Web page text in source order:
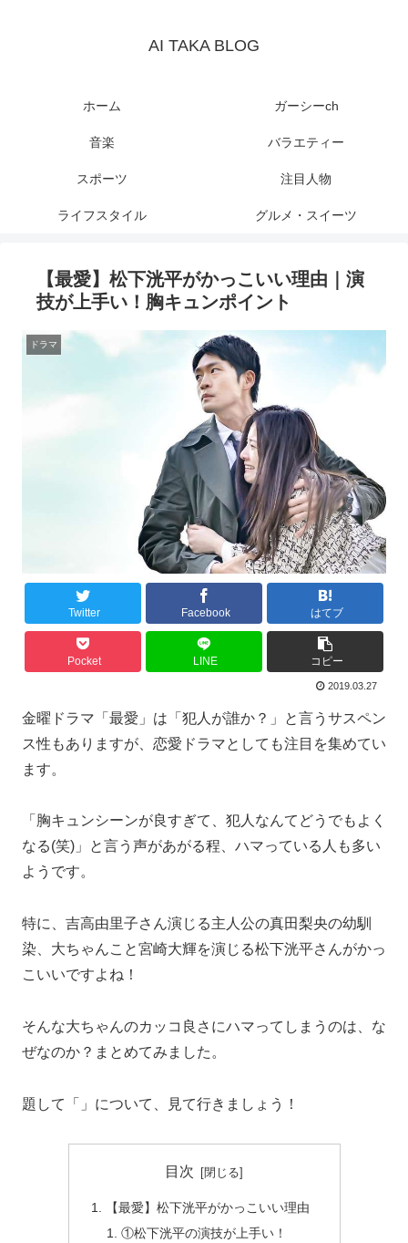
AI TAKA BLOG
ホーム ガーシーch
音楽 バラエティー
スポーツ 注目人物
ライフスタイル グルメ・スイーツ
【最愛】松下洸平がかっこいい理由｜演
技が上手い！胸キュンポイント
ドラマ
Twitter Facebook はてブ
Pocket LINE コピー
2019.03.27
金曜ドラマ「最愛」は「犯人が誰か？」と言うサスペン
ス性もありますが、恋愛ドラマとしても注目を集めてい
ます。
「胸キュンシーンが良すぎて、犯人なんてどうでもよく
なる(笑)」と言う声があがる程、ハマっている人も多い
ようです。
特に、吉高由里子さん演じる主人公の真田梨央の幼馴
染、大ちゃんこと宮崎大輝を演じる松下洸平さんがかっ
こいいですよね！
そんな大ちゃんのカッコ良さにハマってしまうのは、な
ぜなのか？まとめてみました。
題して 「」について、見て行きましょう！
目次
【最愛】松下洸平がかっこいい理由
①松下洸平の演技が上手い！